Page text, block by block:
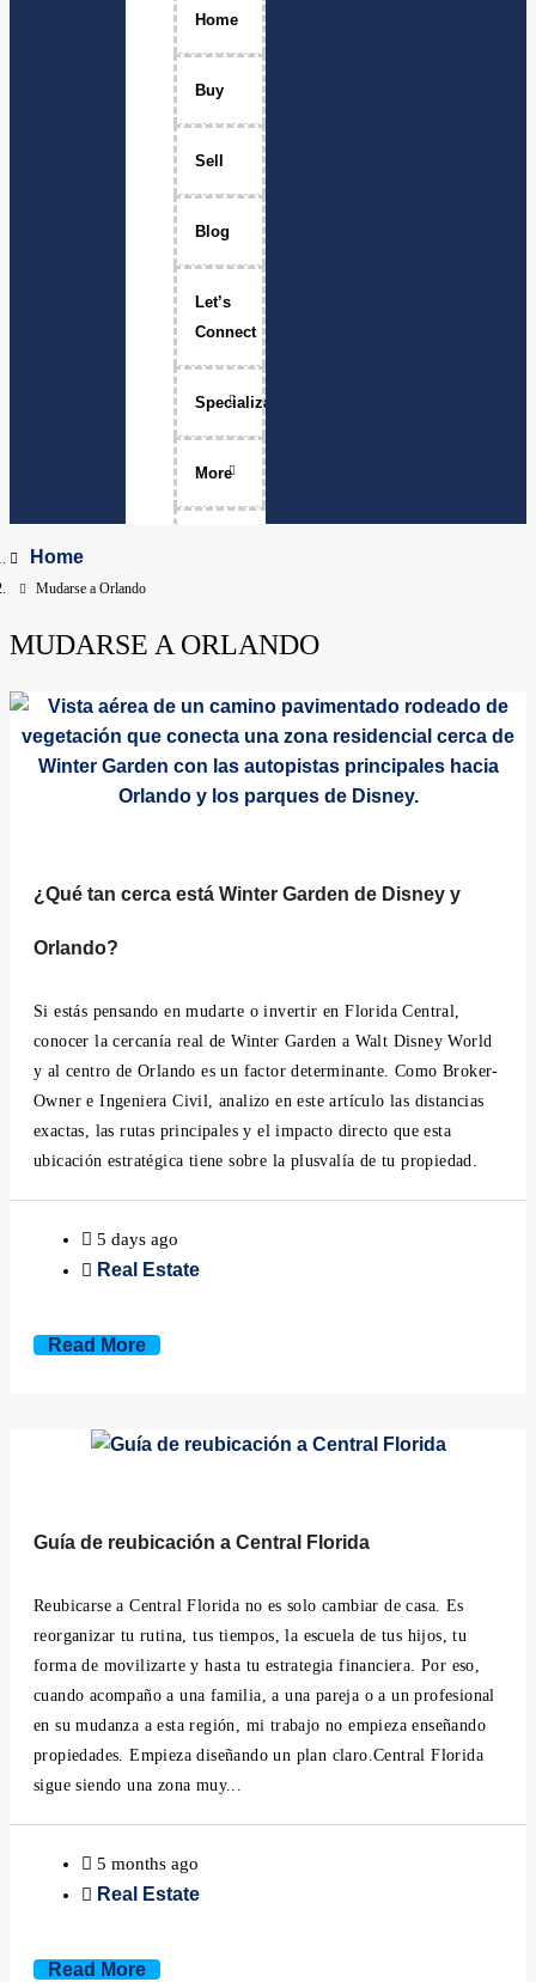
Home
Buy
Sell
Blog
Let’s
Connect
Specializations
Luxury Home Sales
Physicians
More
Clermont, Florida
Dr. Phillips, Florida
Montverde, Florida
Oakland, Florida
Ocoee, Florida
Property Management
FAQ
Home
Mudarse a Orlando
MUDARSE A ORLANDO
¿Qué tan cerca está Winter Garden de Disney y
Orlando?
Si estás pensando en mudarte o invertir en Florida Central,
conocer la cercanía real de Winter Garden a Walt Disney World
y al centro de Orlando es un factor determinante. Como Broker-
Owner e Ingeniera Civil, analizo en este artículo las distancias
exactas, las rutas principales y el impacto directo que esta
ubicación estratégica tiene sobre la plusvalía de tu propiedad.
5 days ago
Real Estate
Read More
Guía de reubicación a Central Florida
Reubicarse a Central Florida no es solo cambiar de casa. Es
reorganizar tu rutina, tus tiempos, la escuela de tus hijos, tu
forma de movilizarte y hasta tu estrategia financiera. Por eso,
cuando acompaño a una familia, a una pareja o a un profesional
en su mudanza a esta región, mi trabajo no empieza enseñando
propiedades. Empieza diseñando un plan claro.Central Florida
sigue siendo una zona muy...
5 months ago
Real Estate
Read More